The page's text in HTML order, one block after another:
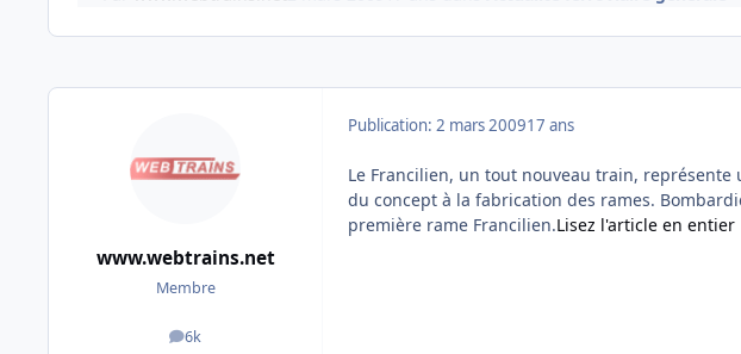
www.webtrains.net
Membre
6k
messages
Publication: 2 mars 200917 ans
Le Francilien, un tout nouveau train,
du concept à la fabrication des rames.
première rame Francilien.Lisez l'article en entier